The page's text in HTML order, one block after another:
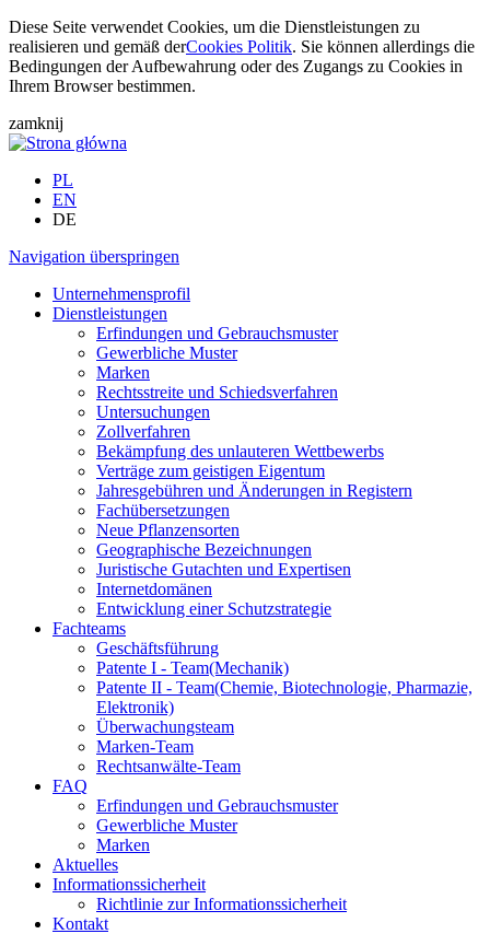
Diese Seite verwendet Cookies, um die Dienstleistungen zu
realisieren und gemäß derCookies Politik. Sie können allerdings die
Bedingungen der Aufbewahrung oder des Zugangs zu Cookies in
Ihrem Browser bestimmen.
zamknij
PL
EN
DE
Navigation überspringen
Unternehmensprofil
Dienstleistungen
Erfindungen und Gebrauchsmuster
Gewerbliche Muster
Marken
Rechtsstreite und Schiedsverfahren
Untersuchungen
Zollverfahren
Bekämpfung des unlauteren Wettbewerbs
Verträge zum geistigen Eigentum
Jahresgebühren und Änderungen in Registern
Fachübersetzungen
Neue Pflanzensorten
Geographische Bezeichnungen
Juristische Gutachten und Expertisen
Internetdomänen
Entwicklung einer Schutzstrategie
Fachteams
Geschäftsführung
Patente I - Team(Mechanik)
Patente II - Team(Chemie, Biotechnologie, Pharmazie,
Elektronik)
Überwachungsteam
Marken-Team
Rechtsanwälte-Team
FAQ
Erfindungen und Gebrauchsmuster
Gewerbliche Muster
Marken
Aktuelles
Informationssicherheit
Richtlinie zur Informationssicherheit
Kontakt